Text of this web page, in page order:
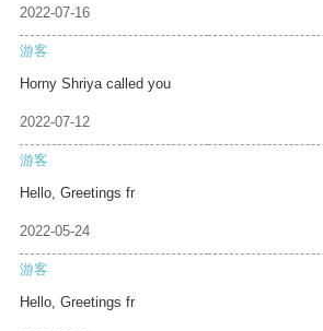
2022-07-16
游客
Horny Shriya called you
2022-07-12
游客
Hello, Greetings fr
2022-05-24
游客
Hello, Greetings fr